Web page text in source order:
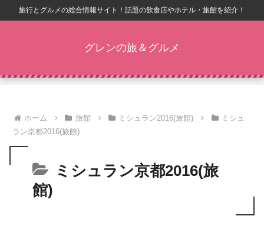
旅行とグルメの総合情報サイト！話題の飲食店やホテル・旅館を紹介！
グレンの旅＆グルメ
ホーム 旅館 ミシュラン2016(旅館)
ミシュ
ラン京都2016(旅館)
ミシュラン京都2016(旅
館)